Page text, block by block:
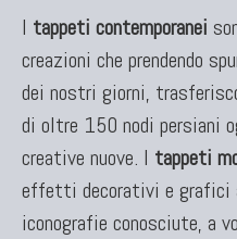
I tappeti contemporanei
creazioni che prendendo
dei nostri giorni,
di oltre 150 nodi persiani
creative nuove. I tappeti
effetti decorativi e grafici
iconografie conosciute, a